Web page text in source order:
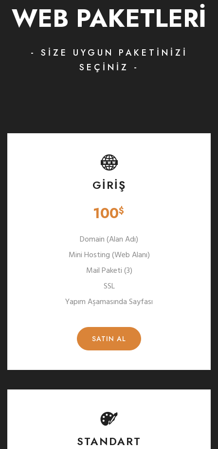
WEB PAKETLERİ
- SİZE UYGUN PAKETİNİZİ
SEÇİNİZ -
GİRİŞ
100$
Domain (Alan Adı)
Mini Hosting (Web Alanı)
Mail Paketi (3)
SSL
Yapım Aşamasında Sayfası
SATIN AL
STANDART